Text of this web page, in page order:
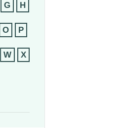
G H
O P
W X